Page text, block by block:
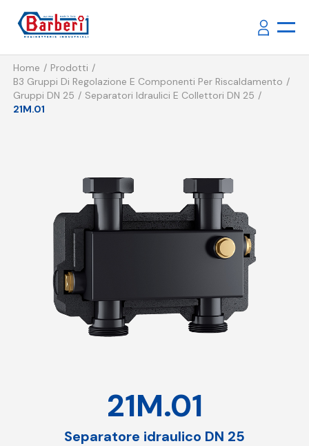
Home
Prodotti
B3 Gruppi Di Regolazione E Componenti Per Riscaldamento
Gruppi DN 25
Separatori Idraulici E Collettori DN 25
21M.01
21M.01
Separatore idraulico DN 25